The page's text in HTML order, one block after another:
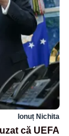
Ionuț Nichita
că UEFA